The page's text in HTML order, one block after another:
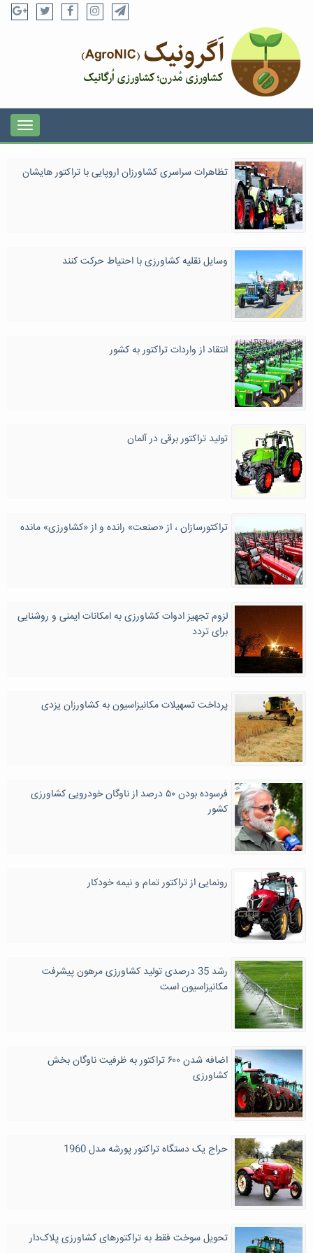
تظاهرات سراسری کشاورزان اروپایی با تراکتور هایشان
وسایل نقلیه کشاورزی با احتیاط حرکت کنند
انتقاد از واردات تراکتور به کشور
تولید تراکتور برقی در آلمان
تراکتورسازان ، از «صنعت» رانده و از «کشاورزی» مانده
لزوم تجهیز ادوات کشاورزی به امکانات ایمنی و روشنایی
برای تردد
پرداخت تسهیلات مکانیزاسیون به کشاورزان یزدی
فرسوده بودن ۵۰ درصد از ناوگان خودرویی کشاورزی
کشور
رونمایی از تراکتور تمام و نیمه خودکار
رشد 35 درصدی تولید کشاورزی مرهون پیشرفت
مکانیزاسیون است
اضافه شدن ۶۰۰ تراکتور به ظرفیت ناوگان بخش
کشاورزی
حراج یک دستگاه تراکتور پورشه مدل 1960
تحویل سوخت فقط به تراکتور‌های کشاورزی پلاک‌دار